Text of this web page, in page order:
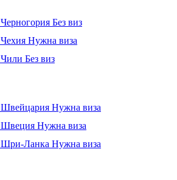
Черногория Без виз
Чехия Нужна виза
Чили Без виз
Швейцария Нужна виза
Швеция Нужна виза
Шри-Ланка Нужна виза